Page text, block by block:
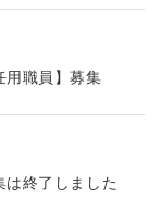
用職員】募集
終了しました